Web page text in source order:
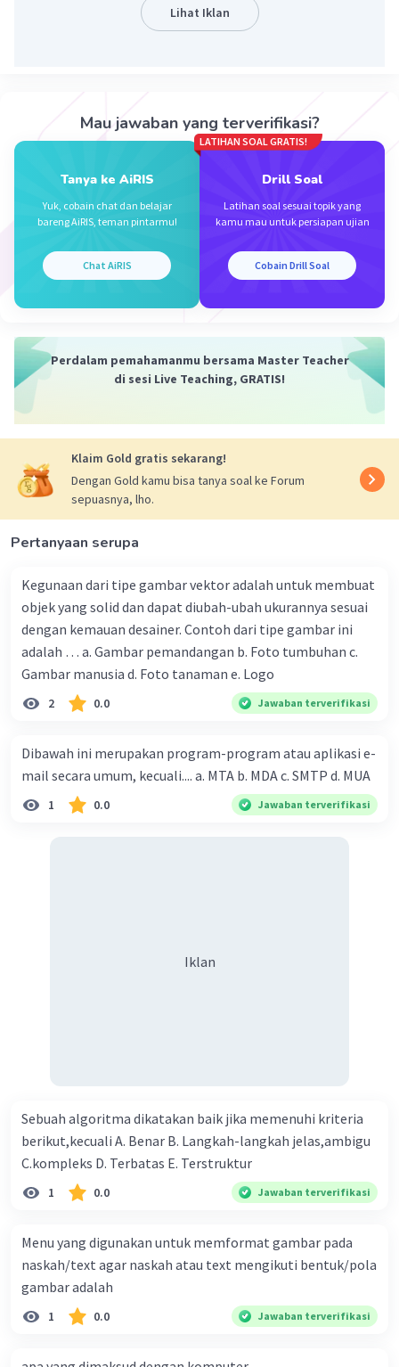
Lihat Iklan
Mau jawaban yang terverifikasi?
Tanya ke AiRIS
Yuk, cobain chat dan belajar
bareng AiRIS, teman pintarmu!
Chat AiRIS
LATIHAN SOAL GRATIS!
Drill Soal
Latihan soal sesuai topik yang
kamu mau untuk persiapan ujian
Cobain Drill Soal
Perdalam pemahamanmu bersama Master Teacher
di sesi Live Teaching, GRATIS!
Klaim Gold gratis sekarang!
Dengan Gold kamu bisa tanya soal ke Forum
sepuasnya, lho.
Pertanyaan serupa
Kegunaan dari tipe gambar vektor adalah untuk membuat
objek yang solid dan dapat diubah-ubah ukurannya sesuai
dengan kemauan desainer. Contoh dari tipe gambar ini
adalah … a. Gambar pemandangan b. Foto tumbuhan c.
Gambar manusia d. Foto tanaman e. Logo
2 0.0 Jawaban terverifikasi
Dibawah ini merupakan program-program atau aplikasi e-
mail secara umum, kecuali.... a. MTA b. MDA c. SMTP d. MUA
1 0.0 Jawaban terverifikasi
Iklan
Sebuah algoritma dikatakan baik jika memenuhi kriteria
berikut,kecuali A. Benar B. Langkah-langkah jelas,ambigu
C.kompleks D. Terbatas E. Terstruktur
1 0.0 Jawaban terverifikasi
Menu yang digunakan untuk memformat gambar pada
naskah/text agar naskah atau text mengikuti bentuk/pola
gambar adalah
1 0.0 Jawaban terverifikasi